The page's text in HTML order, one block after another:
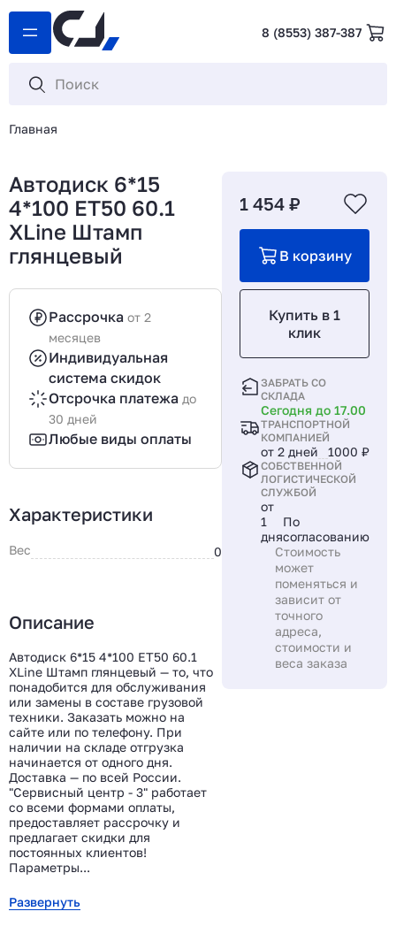
8 (8553) 387-387
Главная
Автодиск 6*15
4*100 ET50 60.1
XLine Штамп
глянцевый
Рассрочка от 2
месяцев
Индивидуальная
система скидок
Отсрочка платежа до
30 дней
Любые виды оплаты
Характеристики
Вес 0
Описание
Автодиск 6*15 4*100 ET50 60.1
XLine Штамп глянцевый — то, что
понадобится для обслуживания
или замены в составе грузовой
техники. Заказать можно на
сайте или по телефону. При
наличии на складе отгрузка
начинается от одного дня.
Доставка — по всей России.
"Сервисный центр - 3" работает
со всеми формами оплаты,
предоставляет рассрочку и
предлагает скидки для
постоянных клиентов!
Параметры...
Развернуть
1 454 ₽
В корзину
Купить в 1
клик
ЗАБРАТЬ СО
СКЛАДА
Сегодня до 17.00
ТРАНСПОРТНОЙ
КОМПАНИЕЙ
от 2 дней 1000 ₽
СОБСТВЕННОЙ
ЛОГИСТИЧЕСКОЙ
СЛУЖБОЙ
от
1
дня
По
согласованию
Стоимость
может
поменяться и
зависит от
точного
адреса,
стоимости и
веса заказа